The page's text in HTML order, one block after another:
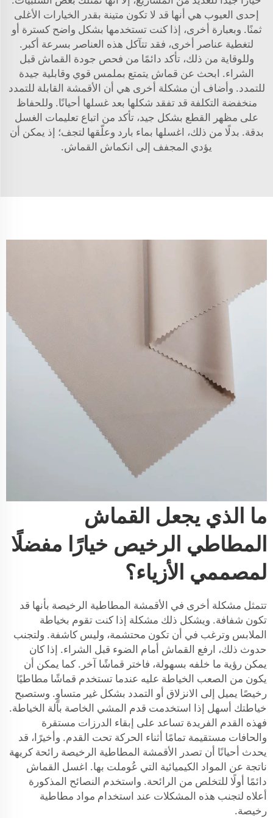
إحدى العيوب هي أنها قد لا تكون متينة بقدر الخيارات الأغلى
ثمنًا. وبعبارة أخرى، إذا كنت تستخدمها بشكل واضح كسترة أو
لتغطية عناصر أخرى، فقد تتآكل هذه العناصر بسرعة أكبر.
وللوقاية من ذلك، تأكد دائمًا من فحص جودة القماش قبل
الشراء. ابحث عن قماش يتمتع بملمس قوي وقابلية جيدة
للتمدد. وأضاف أن مشكلة أخرى هي أن الأقمشة القابلة للتمدد
منخفضة التكلفة قد تفقد شكلها بعد غسلها أحيانًا. وللحفاظ
على مظهر القطع بشكل جيد، تأكد من اتباع تعليمات الغسل
بدقة. بدلًا من ذلك، اغسلها بماء بارد وعلّقها لتجف؛ إذ يمكن أن
يؤدي المجفف إلى انكماش القماش.
ما الذي يجعل القماش
المطاطي الرخيص خيارًا مفضلًا
لمصممي الأزياء؟
تتمثل مشكلة أخرى في الأقمشة المطاطية الرخيصة بأنها قد
تكون شفافة. ويشكل ذلك مشكلة إذا كنت تقوم بخياطة
الملابس وترغب في أن تكون محتشمة، وليس كاشفة. ولتجنب
حدوث ذلك، ارفع القماش أمام الضوء قبل الشراء. إذا كان
يمكن رؤية ما خلفه بسهولة، فاختر قماشًا آخر. كما يمكن أن
يكون من الصعب الخياطة عليه عندما تستخدم قماشًا مطاطيًا
رخيصًا يميل إلى الانزلاق أو التمدد بشكل غير متساوٍ. وستصبح
خياطتك أسهل إذا استخدمت قدم المشي الخاصة بآلة الخياطة.
فهذه القدم الفريدة تساعد على إبقاء الدرزات مستقرة
والحافات مستقيمة تمامًا أثناء الحركة تحت القدم. وأخيرًا، قد
يحدث أحيانًا أن تصدر الأقمشة المطاطية الرخيصة رائحة كريهة
ناتجة عن المواد الكيميائية التي عُوملت بها. اغسل القماش
دائمًا أولًا للتخلص من الرائحة. واستخدم النصائح المذكورة
أعلاه لتجنب هذه المشكلات عند استخدام مواد مطاطية
رخيصة.